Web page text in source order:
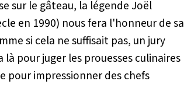
sur le gâteau, la légende Joël
en 1990) nous fera l'honneur de sa
si cela ne suffisait pas, un jury
pour juger les prouesses culinaires
pour impressionner des chefs